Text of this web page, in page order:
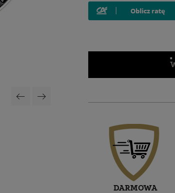
DARMOWA